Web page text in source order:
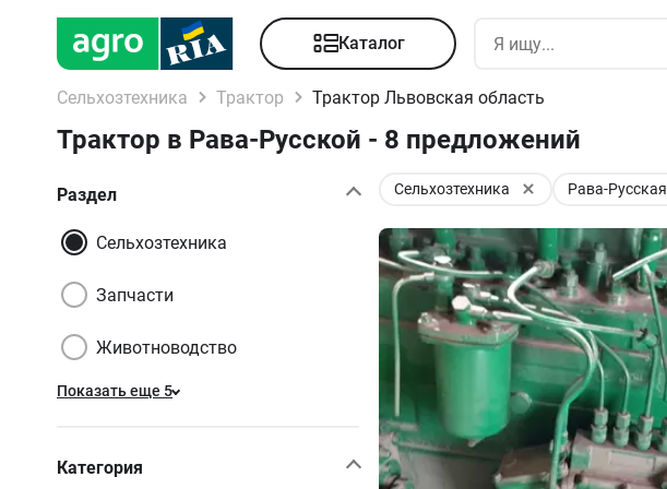
Каталог
Сельхозтехника Трактор Трактор Львовская область
Трактор в Рава-Русской - 8 предложений
Раздел
Сельхозтехника
Запчасти
Животноводство
Показать еще 5
Категория
Сельхозтехника Рава-Русская